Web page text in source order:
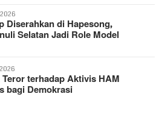
Diserahkan di Hapesong,
Selatan Jadi Role Model
terhadap Aktivis HAM
bagi Demokrasi